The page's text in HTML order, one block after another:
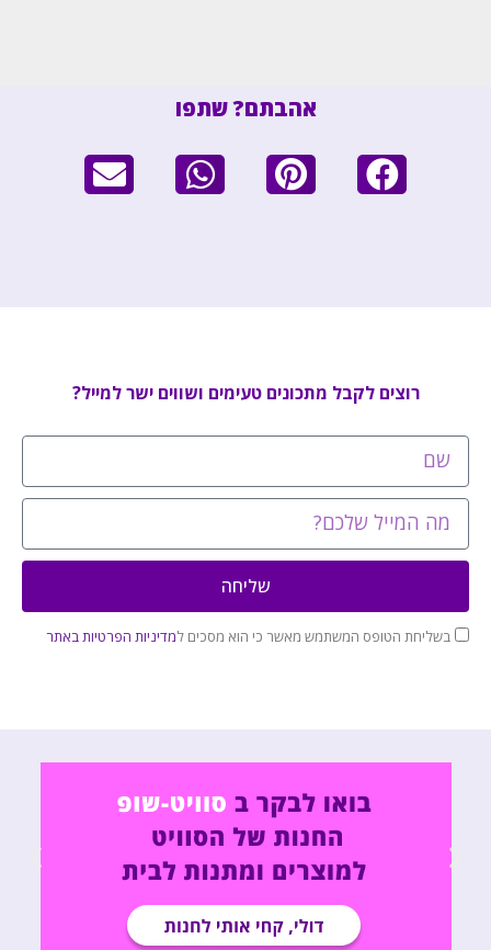
אהבתם? שתפו
רוצים לקבל מתכונים טעימים ושווים ישר למייל?
בשליחת הטופס המשתמש מאשר כי הוא מסכים למדיניות הפרטיות באתר
שליחה